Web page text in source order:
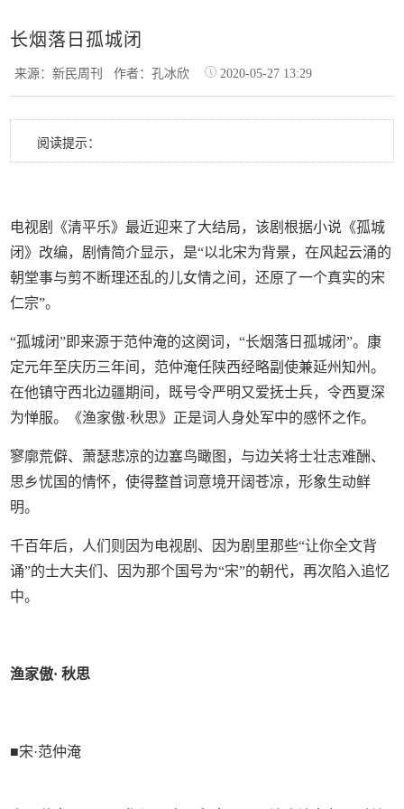
长烟落日孤城闭
来源：新民周刊作者：孔冰欣 2020-05-27 13:29
阅读提示：
电视剧《清平乐》最近迎来了大结局，该剧根据小说《孤城
闭》改编，剧情简介显示，是“以北宋为背景，在风起云涌的
朝堂事与剪不断理还乱的儿女情之间，还原了一个真实的宋
仁宗”。
“孤城闭”即来源于范仲淹的这阕词，“长烟落日孤城闭”。康
定元年至庆历三年间，范仲淹任陕西经略副使兼延州知州。
在他镇守西北边疆期间，既号令严明又爱抚士兵，令西夏深
为惮服。《渔家傲·秋思》正是词人身处军中的感怀之作。
寥廓荒僻、萧瑟悲凉的边塞鸟瞰图，与边关将士壮志难酬、
思乡忧国的情怀，使得整首词意境开阔苍凉，形象生动鲜
明。
千百年后，人们则因为电视剧、因为剧里那些“让你全文背
诵”的士大夫们、因为那个国号为“宋”的朝代，再次陷入追忆
中。
渔家傲· 秋思
■宋·范仲淹